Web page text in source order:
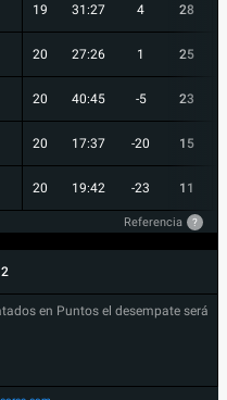
19 31:27 4 28
20 27:26 1 25
20 40:45 -5 23
20 17:37 -20 15
20 19:42 -23 11
Referencia ?
en Puntos el desempate será